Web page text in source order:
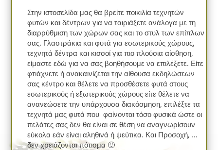
Στην ιστοσελίδα μας θα βρείτε ποικιλία τεχνητών
φυτών και δέντρων για να ταιριάξετε ανάλογα με τη
διαρρύθμιση των χώρων σας και το στυλ των επίπλων
σας. Γλαστράκια και φυτά για εσωτερικούς χώρους,
τεχνητά δέντρα και κισσοί για πιο πλούσια αίσθηση,
είμαστε εδώ για να σας βοηθήσουμε να επιλέξετε. Είτε
φτιάχνετε ή ανακαινίζεται την αίθουσα εκδηλώσεων
σας κέντρο και θέλετε να προσθέσετε φυτά στους
εσωτερικούς ή εξωτερικούς χώρους είτε θέλετε να
ανανεώσετε την υπάρχουσα διακόσμηση, επιλέξτε τα
τεχνητά μας φυτά που φαίνονται τόσο φυσικά ώστε οι
πελάτες σας δεν θα είναι σε θέση να αναγνωρίσουν
εύκολα εάν είναι αληθινά ή ψεύτικα. Και Προσοχή, …
δεν χρειάζονται πότισμα 🙂